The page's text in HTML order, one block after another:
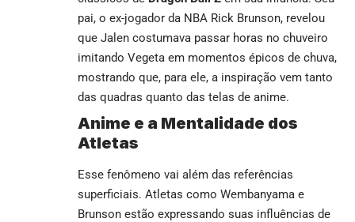
pai, o ex-jogador da NBA Rick Brunson, revelou
que Jalen costumava passar horas no chuveiro
imitando Vegeta em momentos épicos de chuva,
mostrando que, para ele, a inspiração vem tanto
das quadras quanto das telas de anime.
Anime e a Mentalidade dos
Atletas
Esse fenômeno vai além das referências
superficiais. Atletas como Wembanyama e
Brunson estão expressando suas influências de